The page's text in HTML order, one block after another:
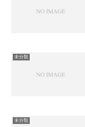
未分類
未分類